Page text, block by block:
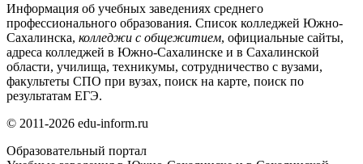
Информация об учебных заведениях среднего
профессионального образования. Список колледжей Южно-
Сахалинска, колледжи с общежитием, официальные сайты,
адреса колледжей в Южно-Сахалинске и в Сахалинской
области, училища, техникумы, сотрудничество с вузами,
факультеты СПО при вузах, поиск на карте, поиск по
результатам ЕГЭ.
© 2011-2026 edu-inform.ru
Образовательный портал